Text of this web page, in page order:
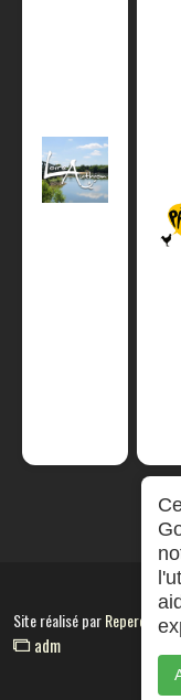
Site réalisé parRepereCom
adm